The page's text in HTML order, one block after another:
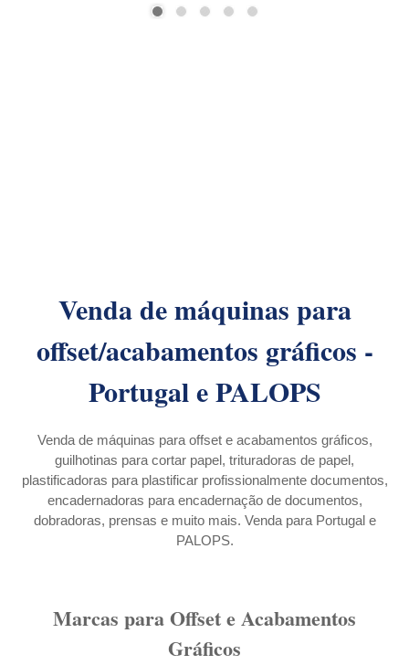
Venda de máquinas para
offset/acabamentos gráficos -
Portugal e PALOPS
Venda de máquinas para offset e acabamentos gráficos,
guilhotinas para cortar papel, trituradoras de papel,
plastificadoras para plastificar profissionalmente documentos,
encadernadoras para encadernação de documentos,
dobradoras, prensas e muito mais. Venda para Portugal e
PALOPS.
Marcas para Offset e Acabamentos
Gráficos